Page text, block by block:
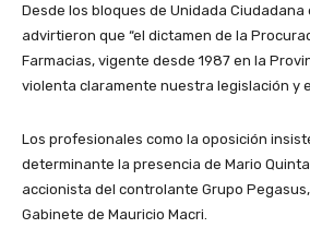
Desde los bloques de Unidada Ciudadana
advirtieron que “el dictamen de la
Farmacias, vigente desde 1987 en la
violenta claramente nuestra legislación y
Los profesionales como la oposición
determinante la presencia de Mario
accionista del controlante Grupo
Gabinete de Mauricio Macri.